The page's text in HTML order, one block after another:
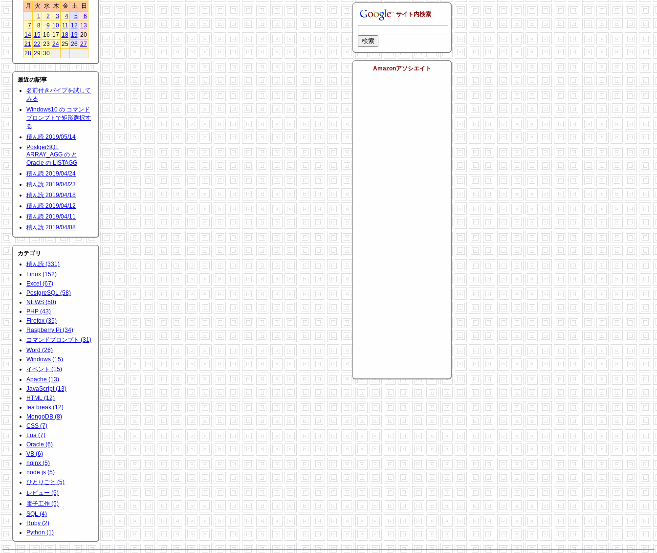
月
火 水 木 金 土
日
1
2 3 4 5
6
7
8 9 10 11 12 13
14 15 16 17 18 19 20
21 22 23 24 25 26 27
28 29 30
最近の記事
名前付きパイプを試して
みる
Windows10 の コマンド
プロンプトで矩形選択す
る
積ん読 2019/05/14
PostgerSQL
ARRAY_AGG の と
Oracle の LISTAGG
積ん読 2019/04/24
積ん読 2019/04/23
積ん読 2019/04/18
積ん読 2019/04/12
積ん読 2019/04/11
積ん読 2019/04/08
カテゴリ
積ん読 (331)
Linux (152)
Excel (67)
PostgreSQL (58)
NEWS (50)
PHP (43)
Firefox (35)
Raspberry Pi (34)
コマンドプロンプト (31)
Word (26)
Windows (15)
イベント (15)
Apache (13)
JavaScript (13)
HTML (12)
tea break (12)
MongoDB (8)
CSS (7)
Lua (7)
Oracle (6)
VB (6)
nginx (5)
node.js (5)
ひとりごと (5)
レビュー (5)
電子工作 (5)
SQL (4)
Ruby (2)
Python (1)
サイト内検索
Amazonアソシエイト